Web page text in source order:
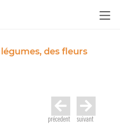
des fleurs
précedent suivant